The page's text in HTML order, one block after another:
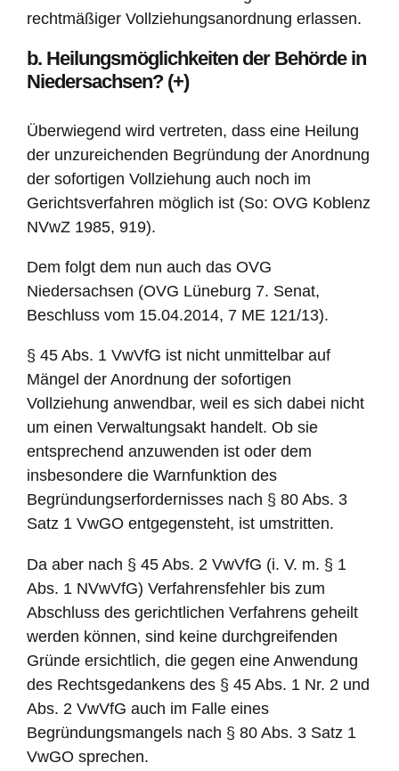
rechtmäßiger Vollziehungsanordnung erlassen.
b. Heilungsmöglichkeiten der Behörde in
Niedersachsen? (+)
Überwiegend wird vertreten, dass eine Heilung
der unzureichenden Begründung der Anordnung
der sofortigen Vollziehung auch noch im
Gerichtsverfahren möglich ist (So: OVG Koblenz
NVwZ 1985, 919).
Dem folgt dem nun auch das OVG
Niedersachsen (OVG Lüneburg 7. Senat,
Beschluss vom 15.04.2014, 7 ME 121/13).
§ 45 Abs. 1 VwVfG ist nicht unmittelbar auf
Mängel der Anordnung der sofortigen
Vollziehung anwendbar, weil es sich dabei nicht
um einen Verwaltungsakt handelt. Ob sie
entsprechend anzuwenden ist oder dem
insbesondere die Warnfunktion des
Begründungserfordernisses nach § 80 Abs. 3
Satz 1 VwGO entgegensteht, ist umstritten.
Da aber nach § 45 Abs. 2 VwVfG (i. V. m. § 1
Abs. 1 NVwVfG) Verfahrensfehler bis zum
Abschluss des gerichtlichen Verfahrens geheilt
werden können, sind keine durchgreifenden
Gründe ersichtlich, die gegen eine Anwendung
des Rechtsgedankens des § 45 Abs. 1 Nr. 2 und
Abs. 2 VwVfG auch im Falle eines
Begründungsmangels nach § 80 Abs. 3 Satz 1
VwGO sprechen.